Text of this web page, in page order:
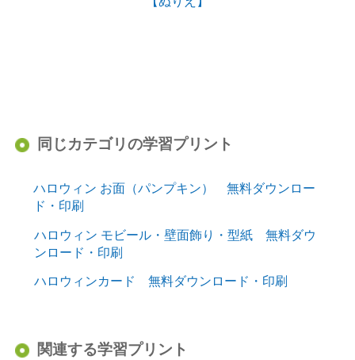
同じカテゴリの学習プリント
ハロウィン お面（パンプキン） 無料ダウンロー
ド・印刷
ハロウィン モビール・壁面飾り・型紙 無料ダウ
ンロード・印刷
ハロウィンカード 無料ダウンロード・印刷
関連する学習プリント